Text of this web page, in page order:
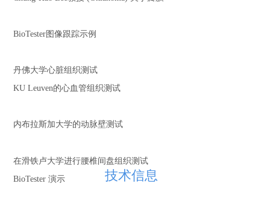
BioTester图像跟踪示例
丹佛大学心脏组织测试
KU Leuven的心血管组织测试
内布拉斯加大学的动脉壁测试
在滑铁卢大学进行腰椎间盘组织测试
BioTester 演示 技术信息